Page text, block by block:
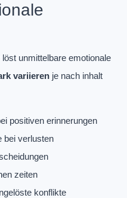
unmittelbare emotionale
variieren je nach inhalt
positiven erinnerungen
bei verlusten
zeiten
konflikte